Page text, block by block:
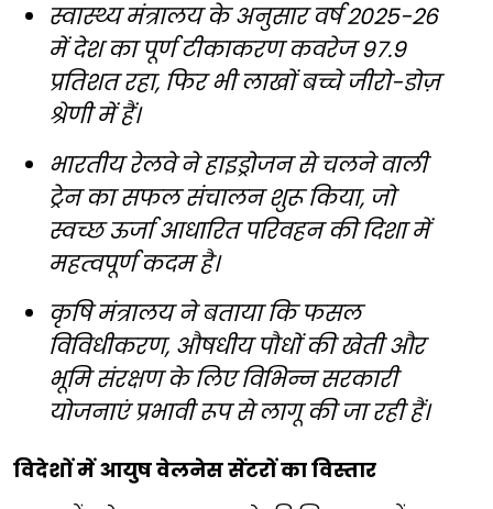
स्वास्थ्य मंत्रालय के अनुसार वर्ष 2025-26
में देश का पूर्ण टीकाकरण कवरेज 97.9
प्रतिशत रहा, फिर भी लाखों बच्चे जीरो-डोज़
श्रेणी में हैं।
भारतीय रेलवे ने हाइड्रोजन से चलने वाली
ट्रेन का सफल संचालन शुरू किया, जो
स्वच्छ ऊर्जा आधारित परिवहन की दिशा में
महत्वपूर्ण कदम है।
कृषि मंत्रालय ने बताया कि फसल
विविधीकरण, औषधीय पौधों की खेती और
भूमि संरक्षण के लिए विभिन्न सरकारी
योजनाएं प्रभावी रूप से लागू की जा रही हैं।
विदेशों में आयुष वेलनेस सेंटरों का विस्तार